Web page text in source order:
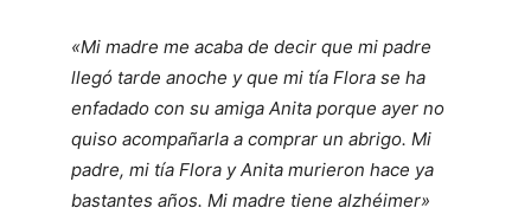
«Mi madre me acaba de decir que mi padre
llegó tarde anoche y que mi tía Flora se ha
enfadado con su amiga Anita porque ayer no
quiso acompañarla a comprar un abrigo. Mi
padre, mi tía Flora y Anita murieron hace ya
bastantes años. Mi madre tiene alzhéimer»